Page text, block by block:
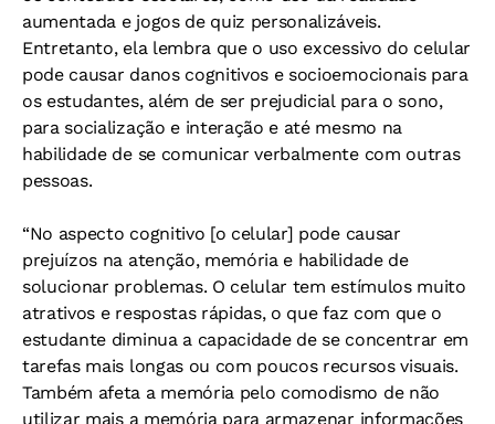
aumentada e jogos de quiz personalizáveis.
Entretanto, ela lembra que o uso excessivo do celular
pode causar danos cognitivos e socioemocionais para
os estudantes, além de ser prejudicial para o sono,
para socialização e interação e até mesmo na
habilidade de se comunicar verbalmente com outras
pessoas.
“No aspecto cognitivo [o celular] pode causar
prejuízos na atenção, memória e habilidade de
solucionar problemas. O celular tem estímulos muito
atrativos e respostas rápidas, o que faz com que o
estudante diminua a capacidade de se concentrar em
tarefas mais longas ou com poucos recursos visuais.
Também afeta a memória pelo comodismo de não
utilizar mais a memória para armazenar informações